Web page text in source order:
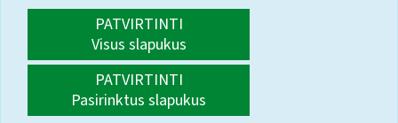
PATVIRTINTI
Visus slapukus
PATVIRTINTI
Pasirinktus slapukus